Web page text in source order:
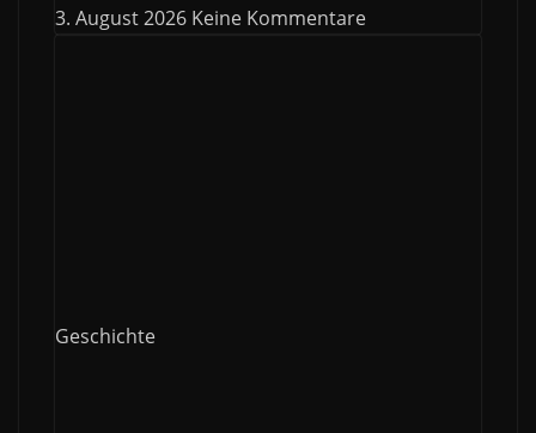
3. August 2026 Keine Kommentare
Geschichte